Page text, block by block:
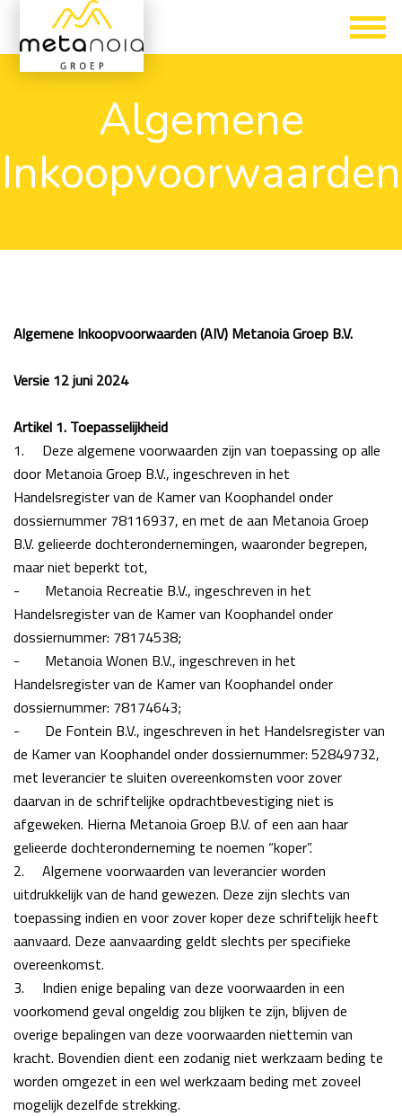
Algemene
Inkoopvoorwaarden
Algemene Inkoopvoorwaarden (AIV) Metanoia Groep B.V.
Versie 12 juni 2024
Artikel 1. Toepasselijkheid
1.
Deze algemene voorwaarden zijn van toepassing op alle
door Metanoia Groep B.V., ingeschreven in het
Handelsregister van de Kamer van Koophandel onder
dossiernummer 78116937, en met de aan Metanoia Groep
B.V. gelieerde dochterondernemingen, waaronder begrepen,
maar niet beperkt tot,
-
Metanoia Recreatie B.V., ingeschreven in het
Handelsregister van de Kamer van Koophandel onder
dossiernummer: 78174538;
-
Metanoia Wonen B.V., ingeschreven in het
Handelsregister van de Kamer van Koophandel onder
dossiernummer: 78174643;
-
De Fontein B.V., ingeschreven in het Handelsregister van
de Kamer van Koophandel onder dossiernummer: 52849732,
met leverancier te sluiten overeenkomsten voor zover
daarvan in de schriftelijke opdrachtbevestiging niet is
afgeweken. Hierna Metanoia Groep B.V. of een aan haar
gelieerde dochteronderneming te noemen “koper”.
2.
Algemene voorwaarden van leverancier worden
uitdrukkelijk van de hand gewezen. Deze zijn slechts van
toepassing indien en voor zover koper deze schriftelijk heeft
aanvaard. Deze aanvaarding geldt slechts per specifieke
overeenkomst.
3.
Indien enige bepaling van deze voorwaarden in een
voorkomend geval ongeldig zou blijken te zijn, blijven de
overige bepalingen van deze voorwaarden niettemin van
kracht. Bovendien dient een zodanig niet werkzaam beding te
worden omgezet in een wel werkzaam beding met zoveel
mogelijk dezelfde strekking.